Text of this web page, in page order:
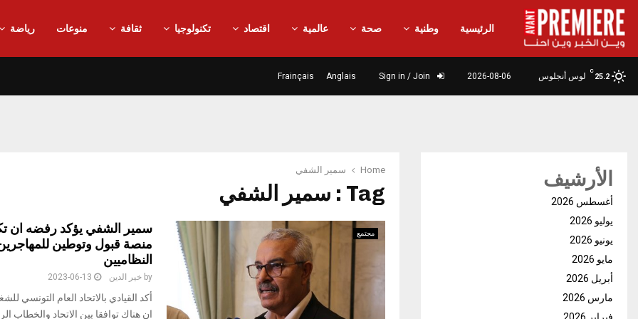
الرئيسية وطنية صحة عالمية اقتصاد تكنولوجيا ثقافة منوعات رياضة
25.2
C
لوس أنجلوس 2026-08-06
Anglais
Frainçais
Home سمير الشفي
Tag : سمير الشفي
سمير الشفي يؤكد رفضه ان
منصة قبول وتوطين
النظاميين
by خير الدين 2023-06-13
أكد القيادي بالاتحاد العام التونسي
ان هناك توافقا بين الاتحاد
مجتمع
الأرشيف
أغسطس 2026
يوليو 2026
يونيو 2026
مايو 2026
أبريل 2026
مارس 2026